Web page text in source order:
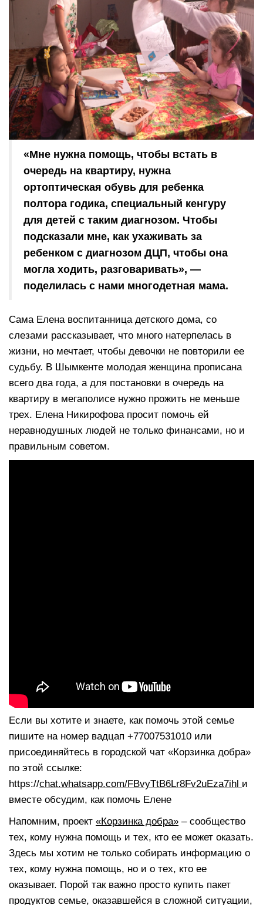
«Мне нужна помощь, чтобы встать в
очередь на квартиру, нужна
ортоптическая обувь для ребенка
полтора годика, специальный кенгуру
для детей с таким диагнозом. Чтобы
подсказали мне, как ухаживать за
ребенком с диагнозом ДЦП, чтобы она
могла ходить, разговаривать», —
поделилась с нами многодетная мама.
Сама Елена воспитанница детского дома, со
слезами рассказывает, что много натерпелась в
жизни, но мечтает, чтобы девочки не повторили ее
судьбу. В Шымкенте молодая женщина прописана
всего два года, а для постановки в очередь на
квартиру в мегаполисе нужно прожить не меньше
трех. Елена Никирофова просит помочь ей
неравнодушных людей не только финансами, но и
правильным советом.
Если вы хотите и знаете, как помочь этой семье
пишите на номер вадцап +77007531010 или
присоединяйтесь в городской чат «Корзинка добра»
по этой ссылке:
https://chat.whatsapp.com/FBvyTtB6Lr8Fv2uEza7ihl и
вместе обсудим, как помочь Елене
Напомним, проект «Корзинка добра» – сообщество
тех, кому нужна помощь и тех, кто ее может оказать.
Здесь мы хотим не только собирать информацию о
тех, кому нужна помощь, но и о тех, кто ее
оказывает. Порой так важно просто купить пакет
продуктов семье, оказавшейся в сложной ситуации,